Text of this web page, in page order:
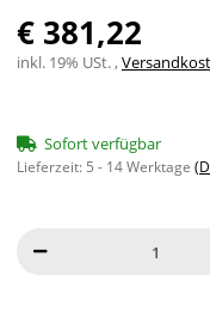
€ 381,22
inkl. 19% USt. ,
Sofort verfügbar
Lieferzeit: 5 - 14 Werktage